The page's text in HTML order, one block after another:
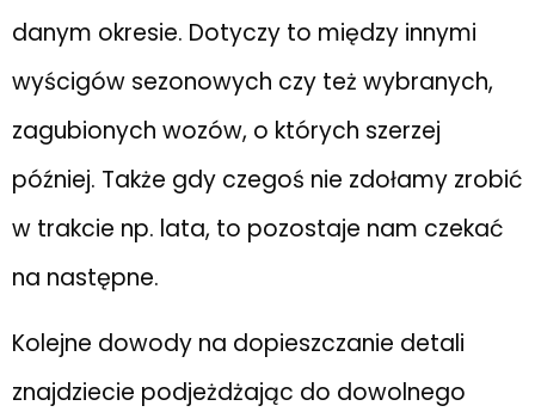
danym okresie. Dotyczy to między innymi
wyścigów sezonowych czy też wybranych,
zagubionych wozów, o których szerzej
później. Także gdy czegoś nie zdołamy zrobić
w trakcie np. lata, to pozostaje nam czekać
na następne.
Kolejne dowody na dopieszczanie detali
znajdziecie podjeżdżając do dowolnego